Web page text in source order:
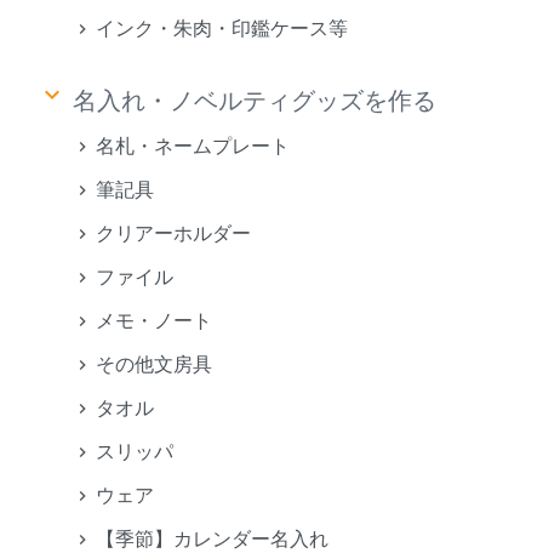
インク・朱肉・印鑑ケース等
keyboard_arrow_down 名入れ・ノベルティグッズを作る
名札・ネームプレート
筆記具
クリアーホルダー
ファイル
メモ・ノート
その他文房具
タオル
スリッパ
ウェア
【季節】カレンダー名入れ